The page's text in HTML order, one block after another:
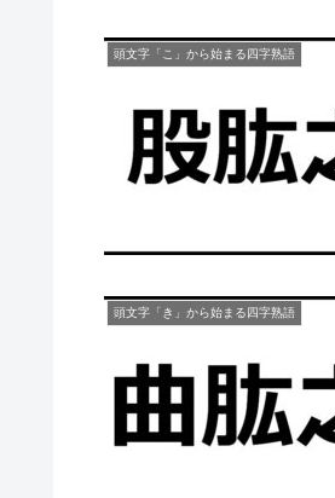
頭文字「こ」から始まる四字熟語
頭文字「き」から始まる四字熟語